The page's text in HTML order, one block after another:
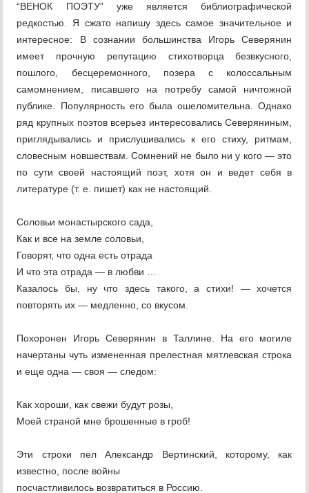
“ВЕНОК ПОЭТУ” уже является библиографической
редкостью. Я сжато напишу здесь самое значительное и
интересное: В сознании большинства Игорь Северянин
имеет прочную репутацию стихотворца безвкусного,
пошлого, бесцеремонного, позера с колоссальным
самомнением, писавшего на потребу самой ничтожной
публике. Популярность его была ошеломительна. Однако
ряд крупных поэтов всерьез интересовались Северяниным,
приглядывались и прислушивались к его стиху, ритмам,
словесным новшествам. Сомнений не было ни у кого — это
по сути своей настоящий поэт, хотя он и ведет себя в
литературе (т. е. пишет) как не настоящий.
Соловьи монастырского сада,
Как и все на земле соловьи,
Говорят, что одна есть отрада
И что эта отрада — в любви …
Казалось бы, ну что здесь такого, а стихи! — хочется
повторять их — медленно, со вкусом.
Похоронен Игорь Северянин в Таллине. На его могиле
начертаны чуть измененная прелестная мятлевская строка
и еще одна — своя — следом:
Как хороши, как свежи будут розы,
Моей страной мне брошенные в гроб!
Эти строки пел Александр Вертинский, которому, как
известно, после войны
посчастливилось возвратиться в Россию.